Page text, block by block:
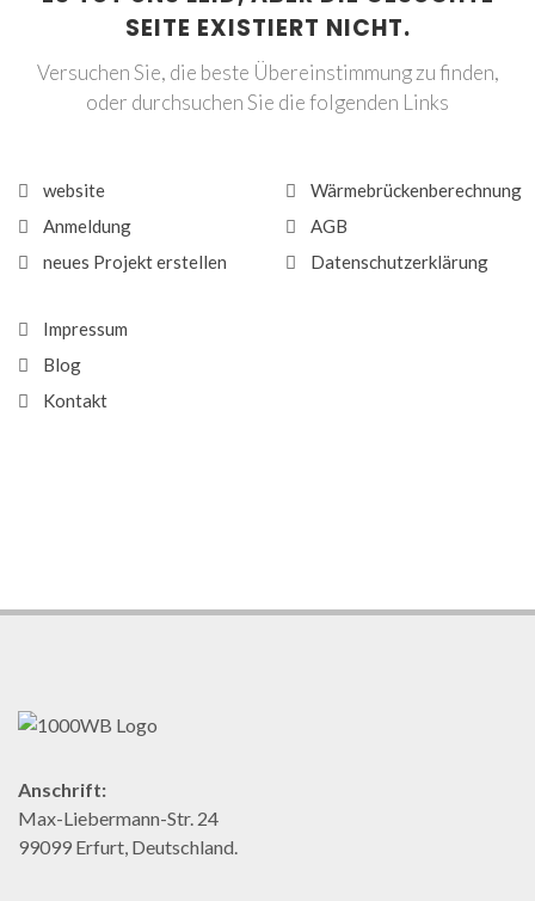
SEITE EXISTIERT NICHT.
Versuchen Sie, die beste Übereinstimmung zu finden,
oder durchsuchen Sie die folgenden Links
website
Anmeldung
neues Projekt erstellen
Wärmebrückenberechnung
AGB
Datenschutzerklärung
Impressum
Blog
Kontakt
Anschrift:
Max-Liebermann-Str. 24
99099 Erfurt, Deutschland.